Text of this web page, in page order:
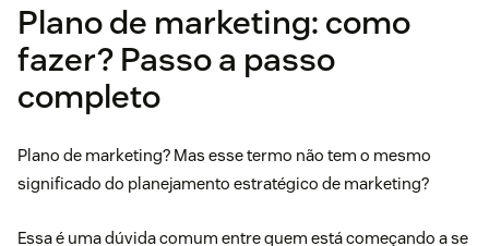
Plano de marketing: como
fazer? Passo a passo
completo
Plano de marketing? Mas esse termo não tem o mesmo
significado do planejamento estratégico de marketing?
Essa é uma dúvida comum entre quem está começando a se